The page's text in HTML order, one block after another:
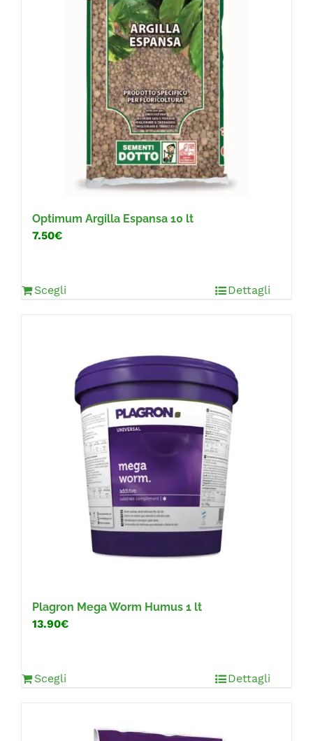
Optimum Argilla Espansa 10 lt
7.50€
Scegli Dettagli
Plagron Mega Worm Humus 1 lt
13.90€
Scegli Dettagli